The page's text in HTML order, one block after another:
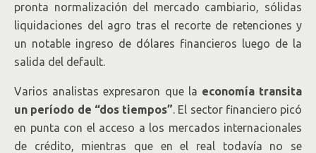
pronta normalización del mercado cambiario, sólidas
liquidaciones del agro tras el recorte de retenciones y
un notable ingreso de dólares financieros luego de la
salida del default.
Varios analistas expresaron que la economía transita
un período de “dos tiempos”. El sector financiero picó
en punta con el acceso a los mercados internacionales
de crédito, mientras que en el real todavía no se